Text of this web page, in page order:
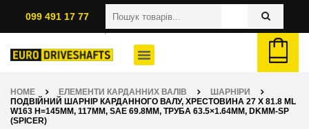
099 491 17 77
HOME ЕЛЕМЕНТИ КАРДАННИХ ВАЛІВ
ШАРНІРИ
ПОДВІЙНИЙ ШАРНІР КАРДАННОГО ВАЛУ, ХРЕСТОВИНА 27 X 81.8 ML
W163 H=145ММ, 117ММ, SAE 69.8ММ, ТРУБА 63.5×1.64ММ, DKMM-SP
(SPICER)